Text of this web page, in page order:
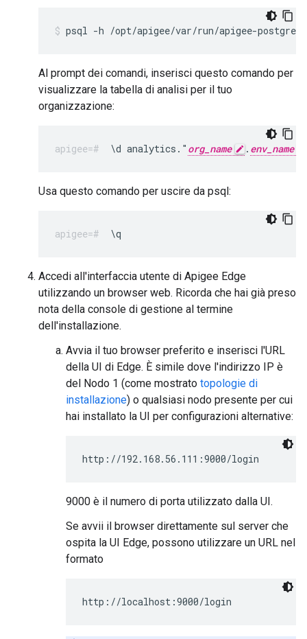
psql -h /opt/apigee/var/run/apigee-
Al prompt dei comandi, inserisci questo comando per
visualizzare la tabella di analisi per il tuo
organizzazione:
\d analytics." org_name . env_name
Usa questo comando per uscire da psql:
\q
Accedi all'interfaccia utente di Apigee Edge
utilizzando un browser web. Ricorda che hai già preso
nota della console di gestione al termine
dell'installazione.
Avvia il tuo browser preferito e inserisci l'URL
della UI di Edge. È simile dove l'indirizzo IP è
del Nodo 1 (come mostrato topologie di
installazione) o qualsiasi nodo presente per cui
hai installato la UI per configurazioni alternative:
http://192.168.56.111:9000/login
9000 è il numero di porta utilizzato dalla UI.
Se avvii il browser direttamente sul server che
ospita la UI Edge, possono utilizzare un URL nel
formato
http://localhost:9000/login